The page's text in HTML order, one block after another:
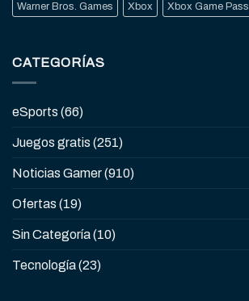
Warner Bros. Games Xbox Xbox Game Pass
CATEGORÍAS
eSports (66)
Juegos gratis (251)
Noticias Gamer(910)
Ofertas (19)
Sin Categoría(10)
Tecnología(23)